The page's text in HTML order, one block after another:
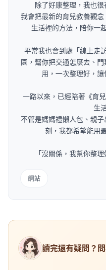
除了好康整理，我也
我會把最新的育兒教養觀
生活裡的方法，陪你一
平常我也會到處「線上走
園，幫你把交通怎麼去、
用，一次整理好，讓
一路以來，已經陪著《育
生
不管是媽媽禮懶人包、親
刻，我都希望能用
「沒關係，我幫你整
網站
讀完還有疑問？